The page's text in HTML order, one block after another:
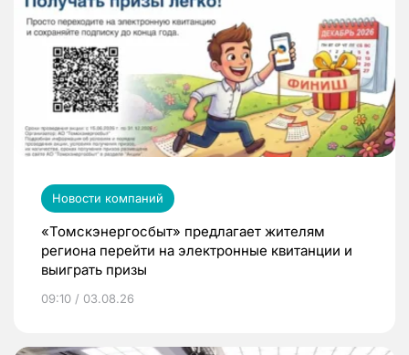
Новости компаний
«Томскэнергосбыт» предлагает жителям
региона перейти на электронные квитанции и
выиграть призы
09:10 / 03.08.26